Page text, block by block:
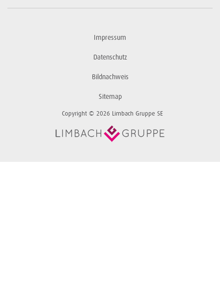
Impressum
Datenschutz
Bildnachweis
Sitemap
Copyright © 2026 Limbach Gruppe SE